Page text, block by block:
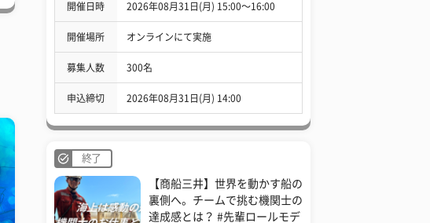
開催日時 2026年08月31日(月) 15:00〜16:00
開催場所 オンラインにて実施
募集人数 300名
申込締切 2026年08月31日(月) 14:00
終了
【商船三井】世界を動かす船の
裏側へ。チームで挑む機関士の
達成感とは？ #先輩ロールモデ